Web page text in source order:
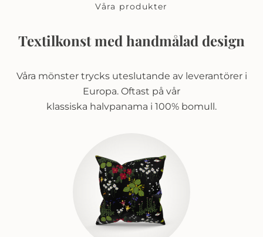
Våra produkter
Textilkonst med handmålad design
Våra mönster trycks uteslutande av leverantörer i
Europa. Oftast på vår
klassiska halvpanama i 100% bomull.